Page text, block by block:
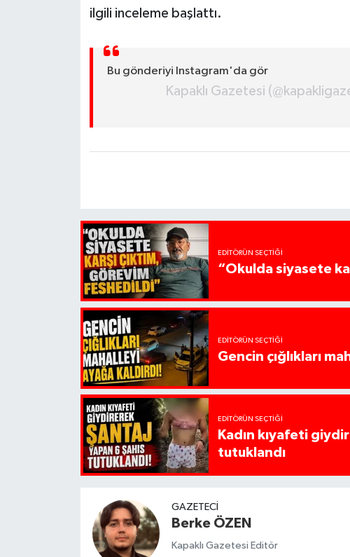
ilgili inceleme başlattı.
Bu gönderiyi Instagram'da gör
Kapaklı Gazetesi
EDITÖRÜN SEÇTIĞI
“Okulda siyasete
EDITÖRÜN SEÇTIĞI
Gencin çığlıkları
EDITÖRÜN SEÇTIĞI
Kadın kıyafeti
tutuklandı
GAZETECI
Berke ÖZEN
Kapaklı Gazetesi Editör